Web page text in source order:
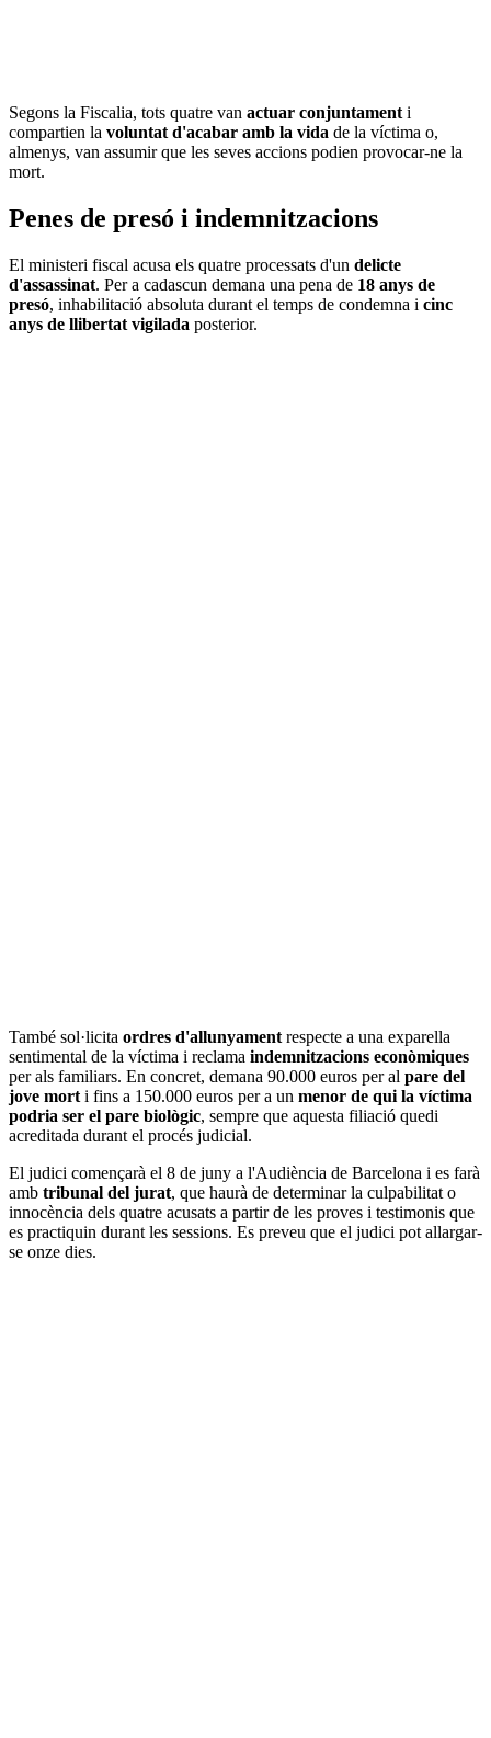
Segons la Fiscalia, tots quatre van actuar conjuntament i
compartien la voluntat d'acabar amb la vida de la víctima o,
almenys, van assumir que les seves accions podien provocar-ne la
mort.
Penes de presó i indemnitzacions
El ministeri fiscal acusa els quatre processats d'un delicte
d'assassinat. Per a cadascun demana una pena de 18 anys de
presó, inhabilitació absoluta durant el temps de condemna i cinc
anys de llibertat vigilada posterior.
També sol·licita ordres d'allunyament respecte a una exparella
sentimental de la víctima i reclama indemnitzacions econòmiques
per als familiars. En concret, demana 90.000 euros per al pare del
jove mort i fins a 150.000 euros per a un menor de qui la víctima
podria ser el pare biològic, sempre que aquesta filiació quedi
acreditada durant el procés judicial.
El judici començarà el 8 de juny a l'Audiència de Barcelona i es farà
amb tribunal del jurat, que haurà de determinar la culpabilitat o
innocència dels quatre acusats a partir de les proves i testimonis que
es practiquin durant les sessions. Es preveu que el judici pot allargar-
se onze dies.